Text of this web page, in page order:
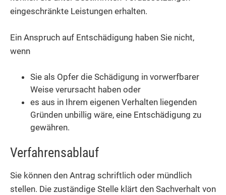
eingeschränkte Leistungen erhalten.
Ein Anspruch auf Entschädigung haben Sie nicht,
wenn
Sie als Opfer die Schädigung in vorwerfbarer
Weise verursacht haben oder
es aus in Ihrem eigenen Verhalten liegenden
Gründen unbillig wäre, eine Entschädigung zu
gewähren.
Verfahrensablauf
Sie können den Antrag schriftlich oder mündlich
stellen. Die zuständige Stelle klärt den Sachverhalt von